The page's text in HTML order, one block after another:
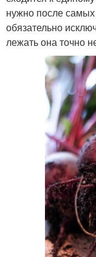
нужно после
обязательно
лежать она точно